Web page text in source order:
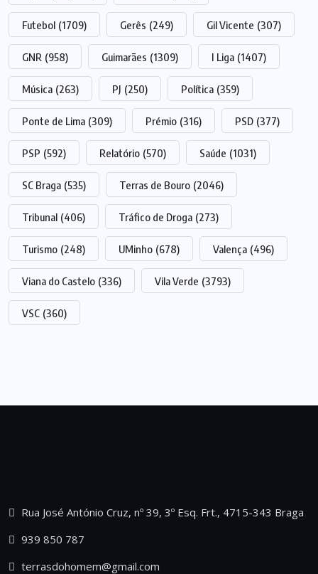
Futebol (1709) Gerês (249) Gil Vicente (307)
GNR (958) Guimarães (1309) I Liga (1407)
Música (263) PJ (250) Política (359)
Ponte de Lima (309) Prémio (316) PSD (377)
PSP (592) Relatório (570) Saúde (1031)
SC Braga (535) Terras de Bouro (2046)
Tribunal (406) Tráfico de Droga (273)
Turismo (248) UMinho (678) Valença (496)
Viana do Castelo (336) Vila Verde (3793)
VSC (360)
Rua José António Cruz, nº 39, 3º Esq. Frt., 4715-343 Braga
939 850 787
terrasdohomem@gmail.com